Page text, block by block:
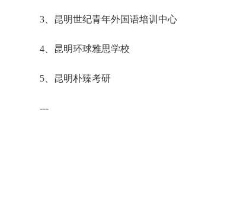
3、昆明世纪青年外国语培训中心
4、昆明环球雅思学校
5、昆明朴臻考研
---